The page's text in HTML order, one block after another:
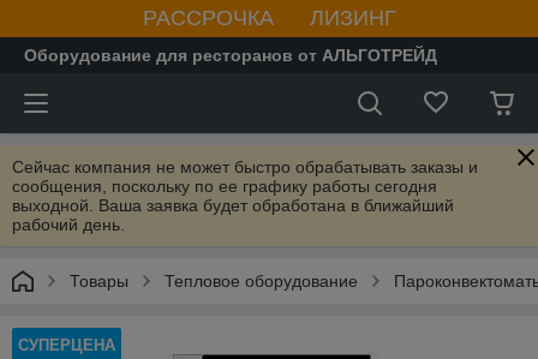
РАССРОЧКА ЛИЗИНГ
Оборудование для ресторанов от АЛЬГОТРЕЙД
Сейчас компания не может быстро обрабатывать заказы и
сообщения, поскольку по ее графику работы сегодня
выходной. Ваша заявка будет обработана в ближайший
рабочий день.
Товары Тепловое оборудование
СУПЕРЦЕНА